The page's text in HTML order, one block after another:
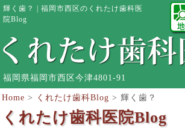
輝く歯？ | 福岡市西区のくれたけ歯科医
院Blog
福岡県福岡市西区今津4801-91
Home > くれたけ歯科Blog > 輝く歯？
くれたけ歯科医院Blog